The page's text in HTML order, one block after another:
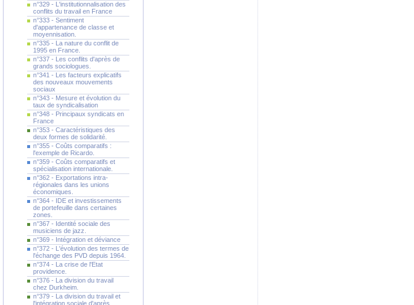
n°329 - L'institutionnalisation des
conflits du travail en France
n°333 - Sentiment
d'appartenance de classe et
moyennisation.
n°335 - La nature du conflit de
1995 en France.
n°337 - Les conflits d'après de
grands sociologues.
n°341 - Les facteurs explicatifs
des nouveaux mouvements
sociaux
n°343 - Mesure et évolution du
taux de syndicalisation
n°348 - Principaux syndicats en
France
n°353 - Caractéristiques des
deux formes de solidarité.
n°355 - Coûts comparatifs :
l'exemple de Ricardo.
n°359 - Coûts comparatifs et
spécialisation internationale.
n°362 - Exportations intra-
régionales dans les unions
économiques.
n°364 - IDE et investissements
de portefeuille dans certaines
zones.
n°367 - Identité sociale des
musiciens de jazz.
n°369 - Intégration et déviance
n°372 - L'évolution des termes de
l'échange des PVD depuis 1964.
n°374 - La crise de l'Etat
providence.
n°376 - La division du travail
chez Durkheim.
n°379 - La division du travail et
l'intégration sociale d'après